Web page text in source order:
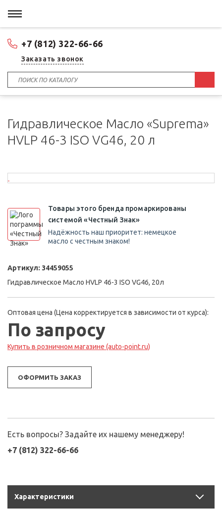
+7 (812) 322-66-66
Заказать звонок
Гидравлическое Масло «Suprema»
HVLP 46-3 ISO VG46, 20 л
Товары этого бренда промаркированы
системой «Честный Знак»
Надёжность наш приоритет: немецкое
масло с честным знаком!
Артикул: 34459055
Гидравлическое Масло HVLP 46-3 ISO VG46, 20л
Оптовая цена (Цена корректируется в зависимости от курса):
По запросу
Купить в розничном магазине (auto-point.ru)
ОФОРМИТЬ ЗАКАЗ
Есть вопросы? Задайте их нашему менеджеру!
+7 (812) 322-66-66
Характеристики